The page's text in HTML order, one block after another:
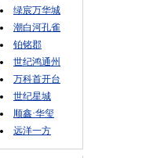
绿宸万华城
潮白河孔雀
铂铭郡
世纪鸿通州
万科首开台
世纪星城
顺鑫·华玺
远洋一方